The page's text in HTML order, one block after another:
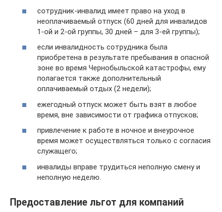
сотрудник-инвалид имеет право на уход в
неоплачиваемый отпуск (60 дней для инвалидов
1-ой и 2-ой группы, 30 дней – для 3-ей группы);
если инвалидность сотрудника была
приобретена в результате пребывания в опасной
зоне во время Чернобыльской катастрофы, ему
полагается также дополнительный
оплачиваемый отдых (2 недели);
ежегодный отпуск может быть взят в любое
время, вне зависимости от графика отпусков;
привлечение к работе в ночное и внеурочное
время может осуществляться только с согласия
служащего;
инвалиды вправе трудиться неполную смену и
неполную неделю.
Предоставление льгот для компаний